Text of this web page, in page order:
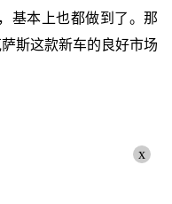
基本上也都做到了。那
斯这款新车的良好市场
x